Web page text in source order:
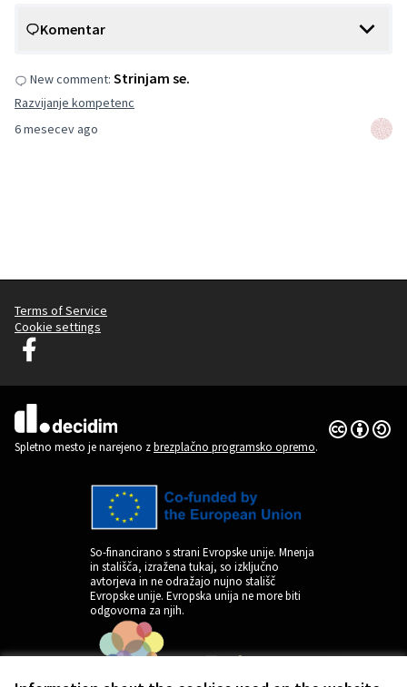
Komentar
6 mesecev ago
New comment: Strinjam se.
Razvijanje kompetenc
Terms of Service
Cookie settings
Decidim Ljubljana na Facebooku
(Zunanja povezava)
Spletno mesto je narejeno zbrezplačno programsko opremo.
Dovoljenja
(Zunanja
So-financirano s strani Evropske unije. Mnenja
in stališča, izražena tukaj, so izključno
avtorjeva in ne odražajo nujno stališč
Evropske unije. Evropska unija ne more biti
odgovorna za njih.